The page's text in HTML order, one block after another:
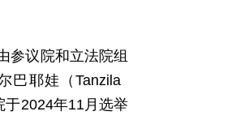
参议院和立法院组
巴耶娃（Tanzila
2024年11月选举